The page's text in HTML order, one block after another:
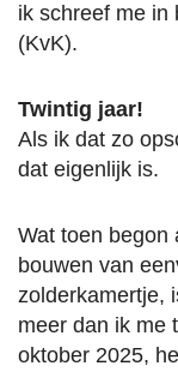
ik schreef me in
(KvK).
Twintig jaar!
Als ik dat zo
dat eigenlijk is.
Wat toen begon
bouwen van
zolderkamertje,
meer dan ik me
oktober 2025,